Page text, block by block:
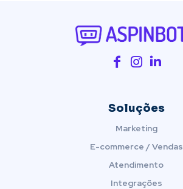
Soluções
Marketing
E-commerce / Vendas
Atendimento
Integrações